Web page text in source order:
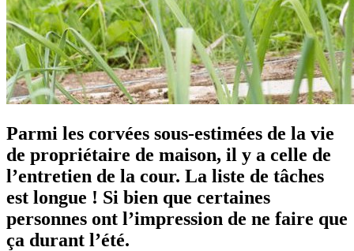
Parmi les corvées sous-estimées de la vie
de propriétaire de maison, il y a celle de
l’entretien de la cour. La liste de tâches
est longue ! Si bien que certaines
personnes ont l’impression de ne faire que
ça durant l’été.